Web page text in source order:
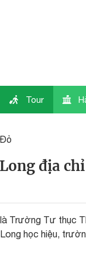
Tour
địa
Trường Tư thục
học hiệu,